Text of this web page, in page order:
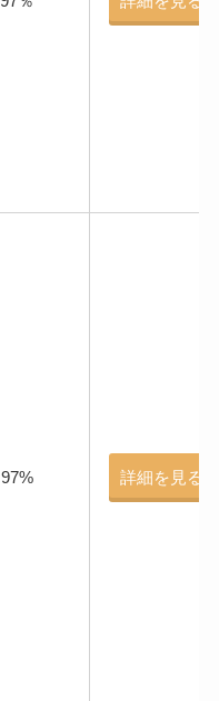
97% 詳細を見る